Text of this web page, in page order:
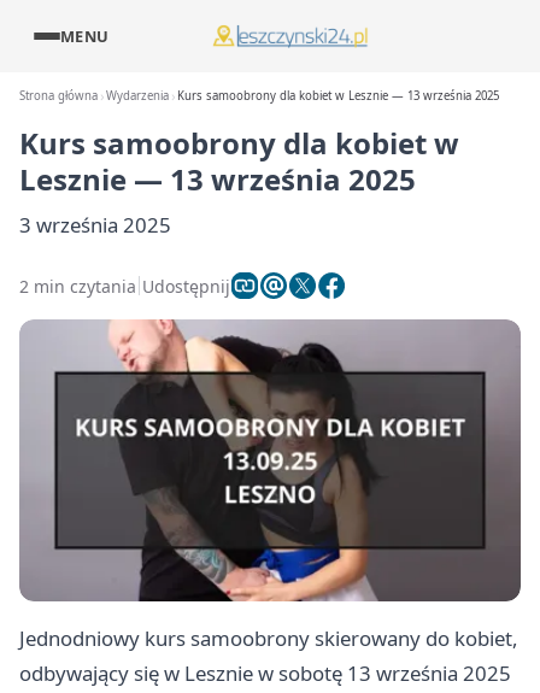
MENU
Strona główna Wydarzenia Kurs samoobrony dla kobiet w Lesznie — 13 września 2025
Kurs samoobrony dla kobiet w
Lesznie — 13 września 2025
3 września 2025
2 min czytania Udostępnij
Jednodniowy kurs samoobrony skierowany do kobiet,
odbywający się w Lesznie w sobotę 13 września 2025